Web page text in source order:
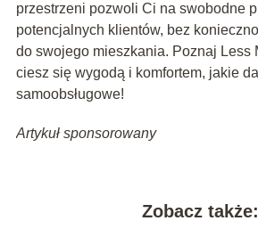
przestrzeni pozwoli Ci na swobodne
potencjalnych klientów, bez
do swojego mieszkania. Poznaj Less
ciesz się wygodą i komfortem, jakie
samoobsługowe!
Artykuł sponsorowany
Zobacz także: